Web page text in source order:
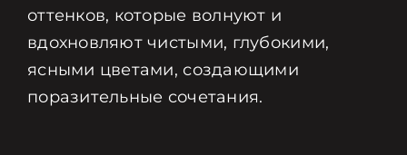
оттенков, которые волнуют и
вдохновляют чистыми, глубокими,
ясными цветами, создающими
поразительные сочетания.